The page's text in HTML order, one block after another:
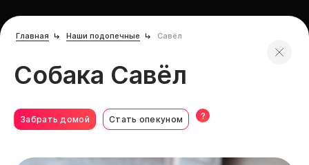
Главная Наши подопечные Савёл
Собака Савёл
Забрать домой Стать опекуном ?